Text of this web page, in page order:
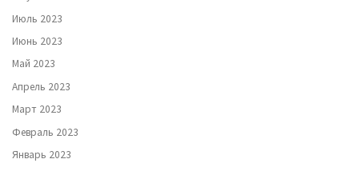
Июль 2023
Июнь 2023
Май 2023
Апрель 2023
Март 2023
Февраль 2023
Январь 2023